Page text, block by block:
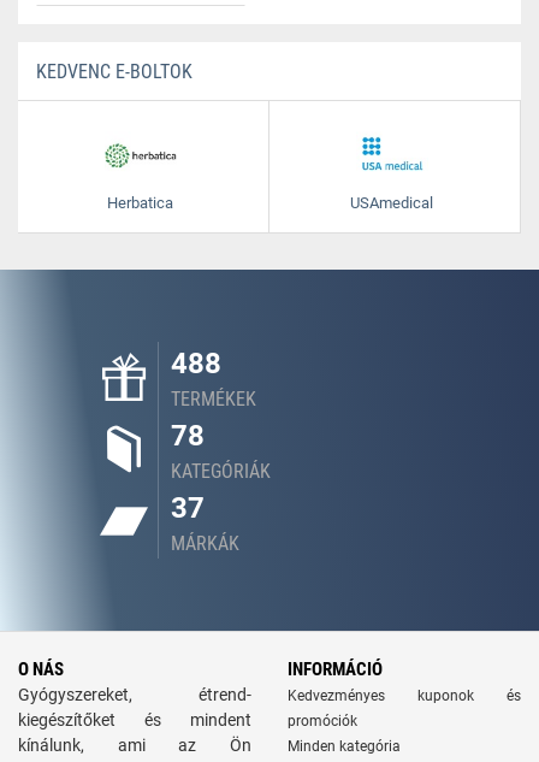
KEDVENC E-BOLTOK
Herbatica USAmedical
488
TERMÉKEK
78
KATEGÓRIÁK
37
MÁRKÁK
O NÁS
Gyógyszereket, étrend-
kiegészítőket és mindent
kínálunk, ami az Ön
INFORMÁCIÓ
Kedvezményes kuponok és
promóciók
Minden kategória